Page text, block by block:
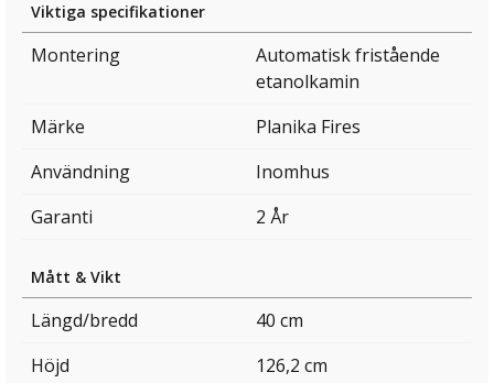
Viktiga specifikationer
Montering
Automatisk fristående
etanolkamin
Märke
Planika Fires
Användning
Inomhus
Garanti
2 År
Mått & Vikt
Längd/bredd
40 cm
Höjd
126,2 cm